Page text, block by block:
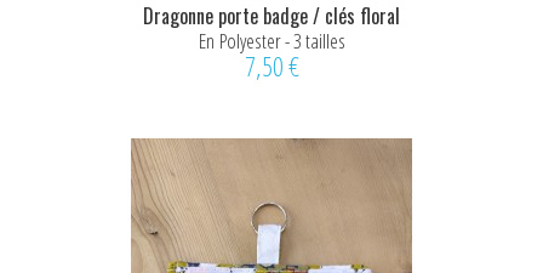
Dragonne porte badge / clés floral
En Polyester - 3 tailles
7,50 €